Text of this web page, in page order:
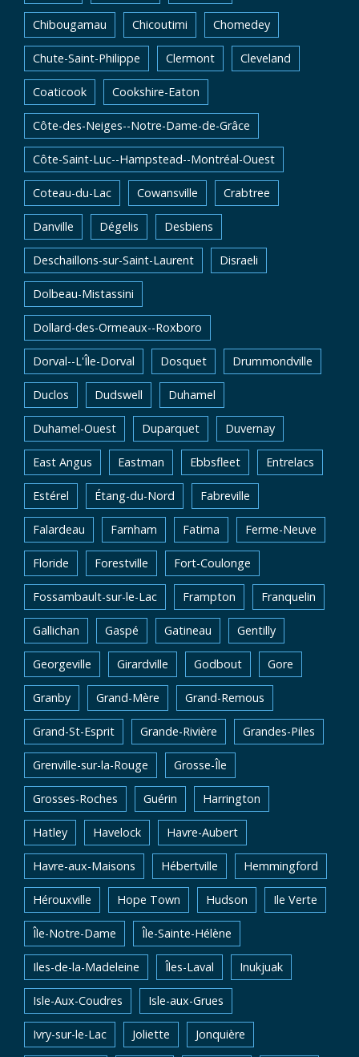
Chibougamau Chicoutimi Chomedey
Chute-Saint-Philippe Clermont Cleveland
Coaticook Cookshire-Eaton
Côte-des-Neiges--Notre-Dame-de-Grâce
Côte-Saint-Luc--Hampstead--Montréal-Ouest
Coteau-du-Lac Cowansville Crabtree
Danville Dégelis Desbiens
Deschaillons-sur-Saint-Laurent Disraeli
Dolbeau-Mistassini
Dollard-des-Ormeaux--Roxboro
Dorval--L'Île-Dorval Dosquet Drummondville
Duclos Dudswell Duhamel
Duhamel-Ouest Duparquet Duvernay
East Angus Eastman Ebbsfleet Entrelacs
Estérel Étang-du-Nord Fabreville
Falardeau Farnham Fatima Ferme-Neuve
Floride Forestville Fort-Coulonge
Fossambault-sur-le-Lac Frampton Franquelin
Gallichan Gaspé Gatineau Gentilly
Georgeville Girardville Godbout Gore
Granby Grand-Mère Grand-Remous
Grand-St-Esprit Grande-Rivière Grandes-Piles
Grenville-sur-la-Rouge Grosse-Île
Grosses-Roches Guérin Harrington
Hatley Havelock Havre-Aubert
Havre-aux-Maisons Hébertville Hemmingford
Hérouxville Hope Town Hudson Ile Verte
Île-Notre-Dame Île-Sainte-Hélène
Iles-de-la-Madeleine Îles-Laval Inukjuak
Isle-Aux-Coudres Isle-aux-Grues
Ivry-sur-le-Lac Joliette Jonquière